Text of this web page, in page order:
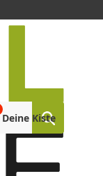
Deine Kiste